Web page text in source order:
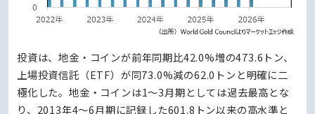
投資は、地金・コインが前年同期比42.0%増の473.6トン、
上場投資信託（ETF）が同73.0%減の62.0トンと明確に二
極化した。地金・コインは1～3月期としては過去最高とな
り、2013年4～6月期に記録した601.8トン以来の高水準と